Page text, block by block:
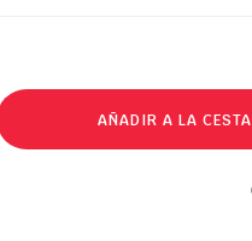
AÑADIR A LA CESTA